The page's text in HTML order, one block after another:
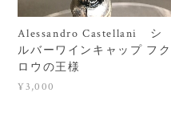
Alessandro Castellani シ
ルバーワインキャップ フク
ロウの王様
¥3,000